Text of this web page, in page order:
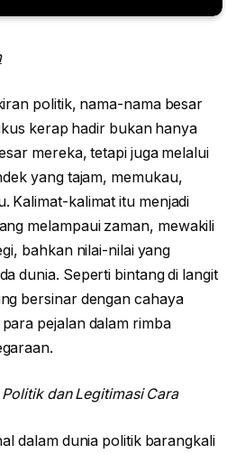
politik, nama-nama besar
kerap hadir bukan hanya
mereka, tetapi juga melalui
yang tajam, memukau,
Kalimat-kalimat itu menjadi
melampaui zaman, mewakili
bahkan nilai-nilai yang
dunia. Seperti bintang di langit
bersinar dengan cahaya
pejalan dalam rimba
dan Legitimasi Cara
dalam dunia politik barangkali